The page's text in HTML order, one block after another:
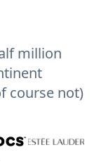
million
course not)